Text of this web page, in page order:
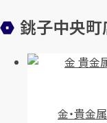
銚子中央
金・貴金属